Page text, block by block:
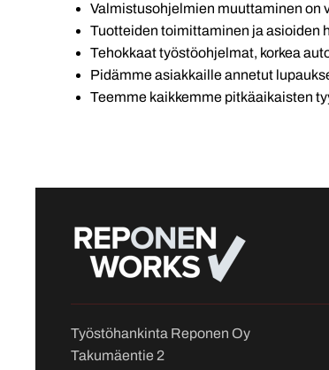
Valmistusohjelmien muuttaminen on
Tuotteiden toimittaminen ja asioiden
Tehokkaat työstöohjelmat, korkea
Pidämme asiakkaille annetut
Teemme kaikkemme pitkäaikaisten
Työstöhankinta Reponen Oy
Takumäentie 2